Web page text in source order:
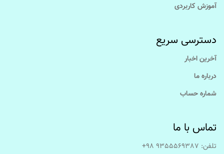
آموزش کاربردی
دسترسی سریع
آخرین اخبار
درباره ما
شماره حساب
تماس با ما
تلفن: 9355569387 98+